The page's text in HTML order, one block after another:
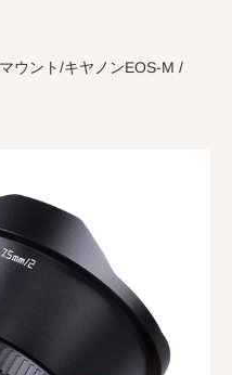
ウント/キヤノンEOS-M /